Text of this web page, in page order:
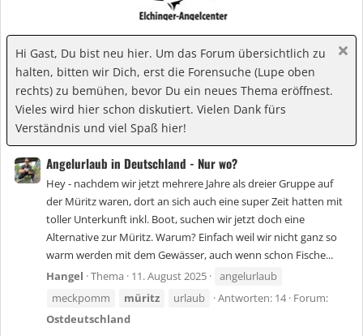
Hi Gast, Du bist neu hier. Um das Forum übersichtlich zu
halten, bitten wir Dich, erst die Forensuche (Lupe oben
rechts) zu bemühen, bevor Du ein neues Thema eröffnest.
Vieles wird hier schon diskutiert. Vielen Dank fürs
Verständnis und viel Spaß hier!
Angelurlaub in Deutschland - Nur wo?
Hey - nachdem wir jetzt mehrere Jahre als dreier Gruppe auf
der Müritz waren, dort an sich auch eine super Zeit hatten mit
toller Unterkunft inkl. Boot, suchen wir jetzt doch eine
Alternative zur Müritz. Warum? Einfach weil wir nicht ganz so
warm werden mit dem Gewässer, auch wenn schon Fische...
Hangel Thema 11. August 2025
angelurlaub
meckpomm
müritz urlaub Antworten: 14 Forum:
Ostdeutschland